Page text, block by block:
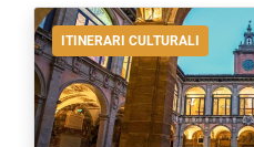
ITINERARI CULTURALI